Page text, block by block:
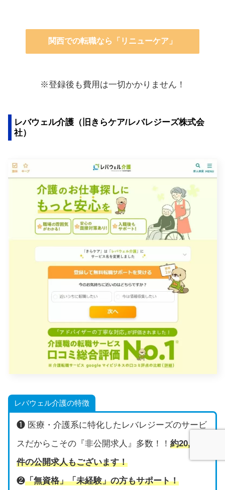
関西での転職なら「リニューケア」
※登録後も費用は一切かかりません！
レバウェル介護（旧きらケア/レバレジーズ株式会
社）
レバウェル介護の特徴
❶ 医療・介護系に特化したレバレジーズのサービ
スだからこその『非公開求人』多数！！ 約20,000
件の公開求人もございます！
❷「無資格」「未経験」の方もサポート！